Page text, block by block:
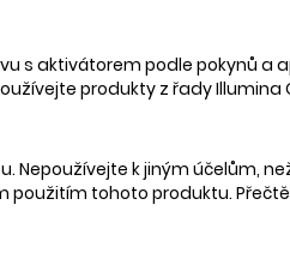
s aktivátorem podle pokynů a
produkty z řady Illumina
k jiným účelům,
tohoto produktu.